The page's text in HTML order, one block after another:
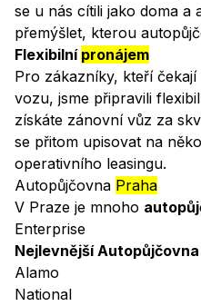
se u nás cítili jako doma a
přemýšlet, kterou
Flexibilní pronájem
Pro zákazníky, kteří
vozu, jsme připravili
získáte zánovní vůz za
se přitom upisovat na
operativního leasingu.
Autopůjčovna Praha
V Praze je mnoho
Enterprise
Nejlevnější Autopůjčovna
Alamo
National